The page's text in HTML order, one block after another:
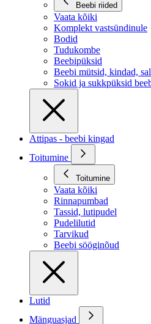
Beebi riided
Vaata kõiki
Komplekt vastsündinule
Bodid
Tudukombe
Beebipüksid
Beebi mütsid, kindad,
Sokid ja sukkpüksid
Attipas - beebi kingad
Toitumine
Toitumine
Vaata kõiki
Rinnapumbad
Tassid, lutipudel
Pudelilutid
Tarvikud
Beebi sööginõud
Lutid
Mänguasjad